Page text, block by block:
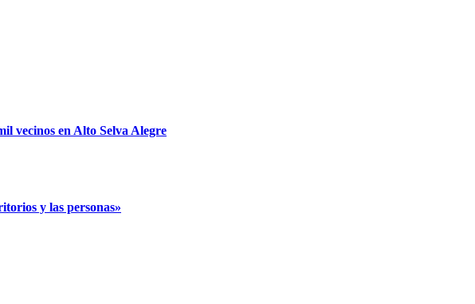
vecinos en Alto Selva Alegre
y las personas»